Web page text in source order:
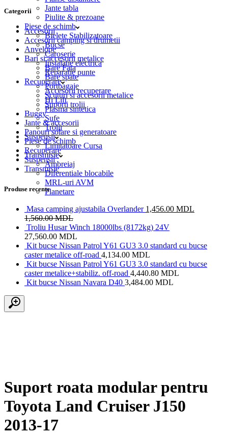
Jante tabla
Piulite & prezoane
Piese de schimb
Bielete Stabilizatoare
Bucse
Caroserie
Instalatie electrica
Reparatie punte
Recuperare
Accesorii recuperare
Hi Lift
Plasma sintetica
Sufe
Trolii
Suspensii
Limitatoare Cursa
Transmisie
Ambreiaj
Diferentiale blocabile
MRL-uri AVM
Planetare
Categorii
Accesorii
Accesorii camping si drumetii
Anvelope
Bari si accesorii metalice
Bare Fata
Bare spate
Portbagaje
Scuturi si accesorii metalice
Suporti trolii
Buggy
Jante & accesorii
Panouri solare si generatoare
Piese de schimb
Recuperare
Suspensii
Transmisie
Produse recente
Masa camping ajustabila Overlander 1,456.00 MDL
1,560.00MDL
Troliu Husar Winch 18000lbs (8172kg) 24V
27,560.00 MDL
Kit bucse Nissan Patrol Y61 GU3 3.0 standard cu bucse
caster metalice off-road 4,134.00 MDL
Kit bucse Nissan Patrol Y61 GU3 3.0 standard cu bucse
caster metalice+stabiliz. off-road 4,440.80 MDL
Kit bucse Nissan Navara D40 3,484.00 MDL
Suport roata modular pentru
Toyota Land Cruiser J150
2013-17